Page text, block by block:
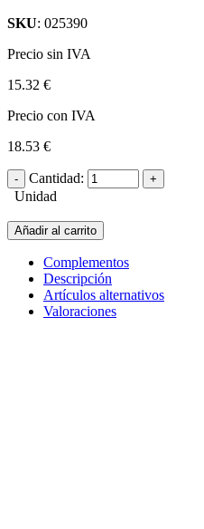
SKU: 025390
Precio sin IVA
15.32 €
Precio con IVA
18.53 €
Cantidad:
Unidad
Añadir al carrito
Complementos
Descripción
Artículos alternativos
Valoraciones